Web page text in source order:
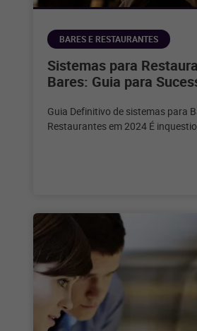
BARES E RESTAURANTES
Sistemas para
Bares: Guia para
Guia Definitivo de sistemas para
Restaurantes em 2024 É